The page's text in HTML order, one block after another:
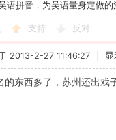
语拼音，为吴语量身定做的
支持 反对
2013-2-27 11:46:27
的东西多了，苏州还出戏